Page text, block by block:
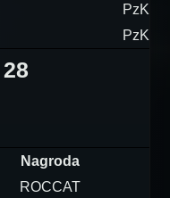
Nagroda
ROCCAT